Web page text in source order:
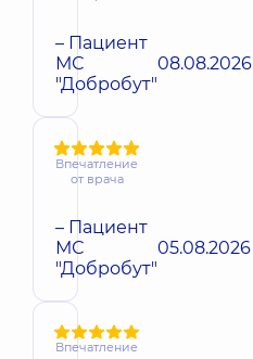
– Пациент
МС
"Добробут"
08.08.2026
Впечатление
от врача
– Пациент
МС
"Добробут"
05.08.2026
Впечатление